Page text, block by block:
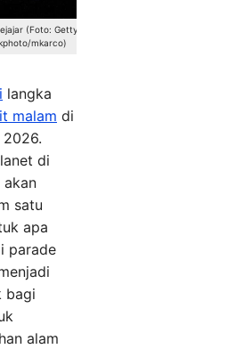
(Foto: Getty
mkarco)
langka
malam di
2026.
di
satu
apa
parade
bagi
alam